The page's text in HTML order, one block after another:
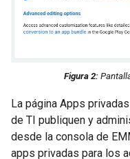
Figura 2:
La página Apps
de TI publiquen y
desde la consola de
apps privadas para los